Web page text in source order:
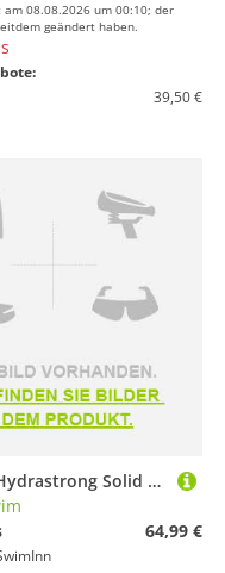
08.08.2026 um 00:10; der
geändert haben.
39,50 €
Nike Swim Hydrastrong Solid Swimsuit Schwarz 32 Frau
64,99 €